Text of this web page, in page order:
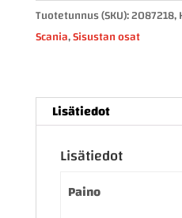
2087218
määrä
Tuotetunnus (SKU):2087218,
Scania,Sisustan osat
Lisätiedot
Lisätiedot
Paino